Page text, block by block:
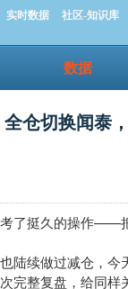
实时数据 社区-知识库
数据
仓切换闻泰
了挺久的操作——
陆续做过减仓，
完整复盘，给同